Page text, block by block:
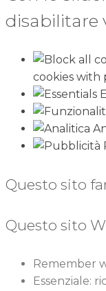
disabilitare
cookies with
Questo sito
Questo sito
Remember
Essenziale: